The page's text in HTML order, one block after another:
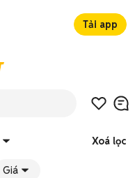
Tải app
Xoá lọc
Giá